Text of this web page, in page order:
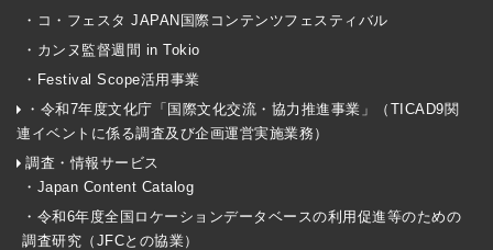
・コ・フェスタ JAPAN国際コンテンツフェスティバル
・カンヌ監督週間 in Tokio
・Festival Scope活用事業
・令和7年度文化庁「国際文化交流・協力推進事業」（TICAD9関
連イベントに係る調査及び企画運営実施業務）
調査・情報サービス
・Japan Content Catalog
・令和6年度全国ロケーションデータベースの利用促進等のための
調査研究（JFCとの協業）